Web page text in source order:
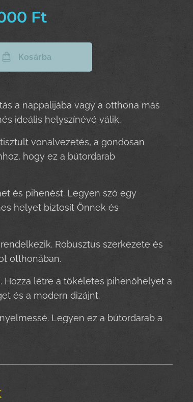
Ft
Kosárba
a nappalijába vagy a otthona más
ideális helyszínévé válik.
vonalvezetés, a gondosan
hogy ez a bútordarab
és pihenést. Legyen szó egy
helyet biztosít Önnek és
Robusztus szerkezete és
otthonában.
létre a tökéletes pihenőhelyet a
és a modern dizájnt.
Legyen ez a bútordarab a